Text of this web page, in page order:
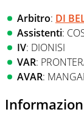
Arbitro: DI
Assistenti:
IV: DIONISI
VAR:
AVAR: